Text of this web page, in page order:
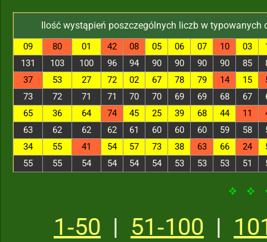
Ilość wystąpień poszczególnych liczb w
09 80 01 42 08 05 06 07 10 03
131
103 100 96 94 90 90 90 90 85
37
53 27 72 02 67 78 79 14 15
73
72 71 71 70 70 69 69 68 67
65
36 64 74 45 25 39 68 44 11
63
62 62 62 61 60 60 60 59 58
34
55 41 54 57 73 38 63 66 24
55
55 54 54 54 54 53 53 53 51
1‑50 | 51‑100 |